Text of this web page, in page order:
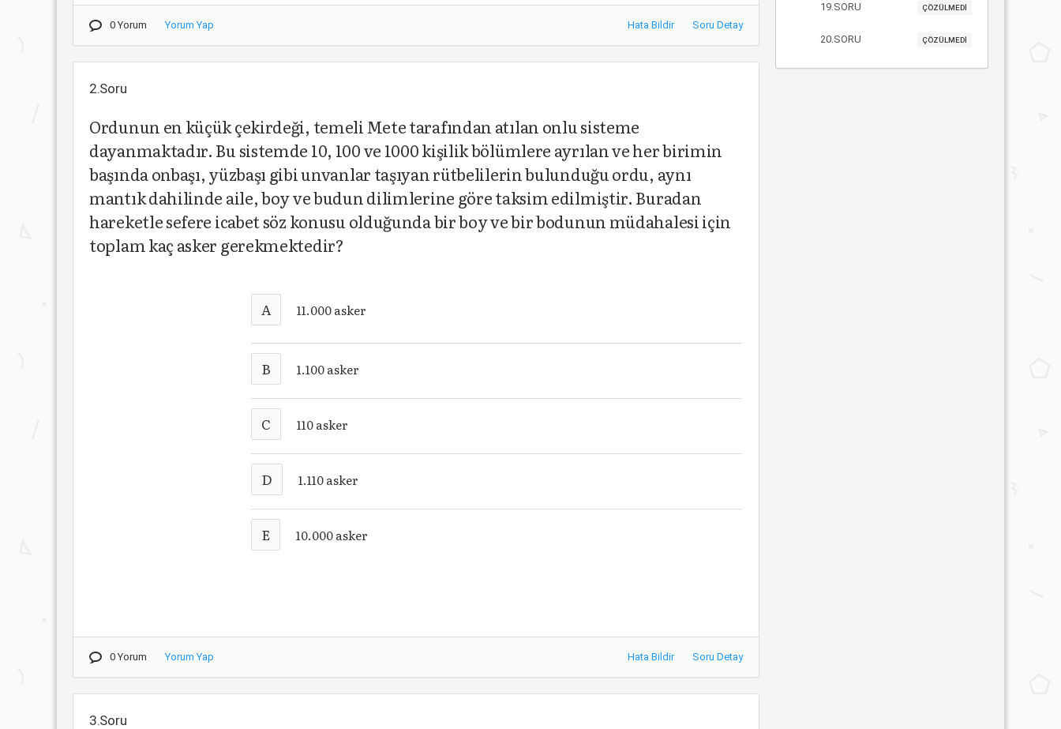
0 Yorum Yorum Yap Hata Bildir Soru Detay
2.Soru
Ordunun en küçük çekirdeği, temeli Mete tarafından atılan onlu sisteme
dayanmaktadır. Bu sistemde 10, 100 ve 1000 kişilik bölümlere ayrılan ve her birimin
başında onbaşı, yüzbaşı gibi unvanlar taşıyan rütbelilerin bulunduğu ordu, aynı
mantık dahilinde aile, boy ve budun dilimlerine göre taksim edilmiştir. Buradan
hareketle sefere icabet söz konusu olduğunda bir boy ve bir bodunun müdahalesi için
toplam kaç asker gerekmektedir?
A 11.000 asker
B 1.100 asker
C 110 asker
D 1.110 asker
E 10.000 asker
0 Yorum Yorum Yap Hata Bildir Soru Detay
3.Soru
19.SORU ÇÖZÜLMEDİ
20.SORU ÇÖZÜLMEDİ